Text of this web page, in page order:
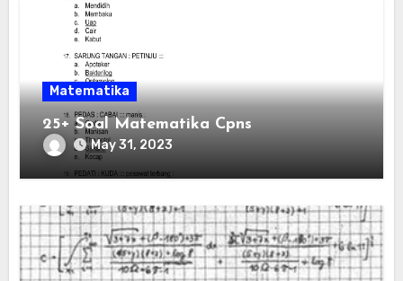
Matematika
25+ Soal Matematika Cpns
May 31, 2023